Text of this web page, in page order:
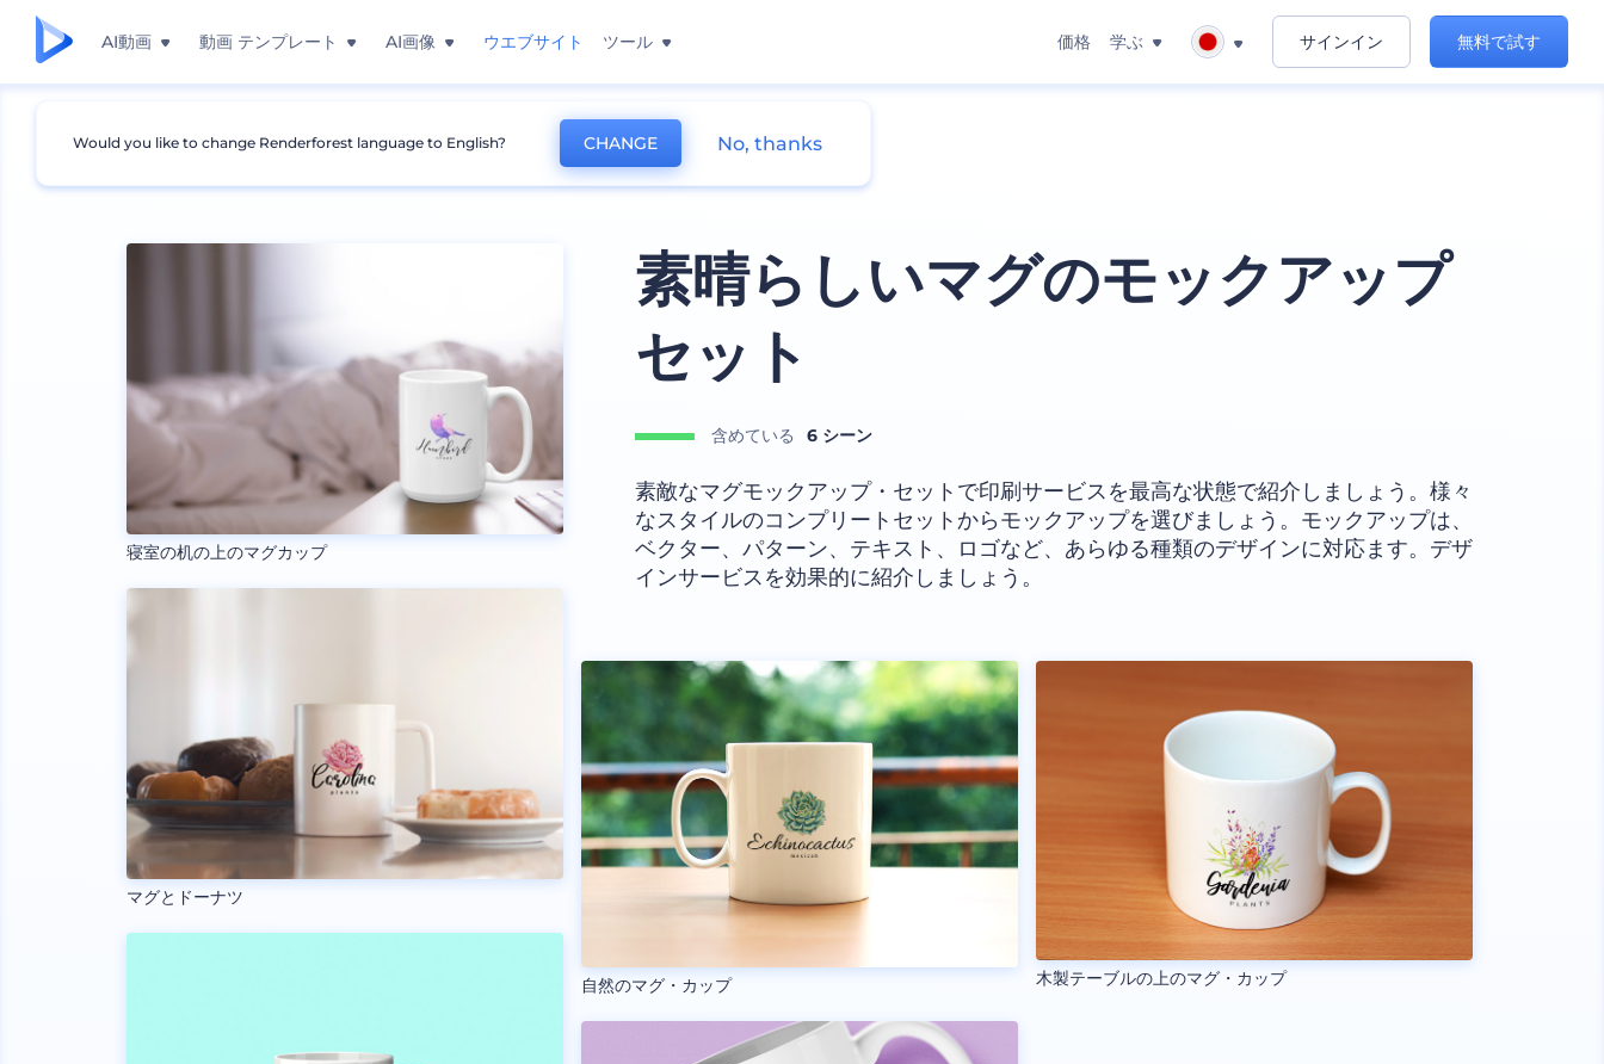
AI動画 動画 テンプレート AI画像 ウエブサイト ツール 価格 学ぶ サインイン 無料で試す
モックアップ 製品 マグのモックアップ
寝室の机の上のマグカップ
マグとドーナツ
素晴らしいマグのモックアップ
セット
含めている 6 シーン
素敵なマグモックアップ・セットで印刷サービスを最高な状態で紹介しましょう。様々
なスタイルのコンプリートセットからモックアップを選びましょう。モックアップは、
ベクター、パターン、テキスト、ロゴなど、あらゆる種類のデザインに対応ます。デザ
インサービスを効果的に紹介しましょう。
自然のマグ・カップ 木製テーブルの上のマグ・カップ
Would you like to change Renderforest language to English? CHANGE No, thanks